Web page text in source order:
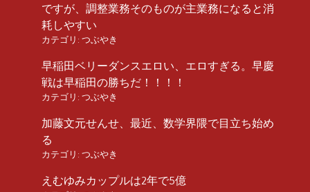
ですが、調整業務そのものが主業務になると消
耗しやすい
カテゴリ: つぶやき
早稲田ベリーダンスエロい、エロすぎる。早慶
戦は早稲田の勝ちだ！！！！
カテゴリ: つぶやき
加藤文元せんせ、最近、数学界隈で目立ち始め
る
カテゴリ: つぶやき
えむゆみカップルは2年で5億